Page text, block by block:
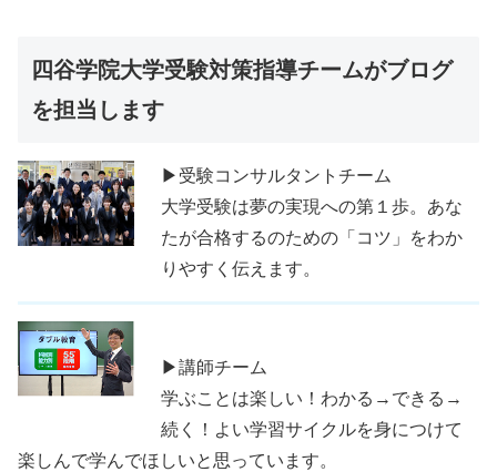
四谷学院大学受験対策指導チームがブログ
を担当します
▶受験コンサルタントチーム
大学受験は夢の実現への第１歩。あな
たが合格するのための「コツ」をわか
りやすく伝えます。
▶講師チーム
学ぶことは楽しい！わかる→できる→
続く！よい学習サイクルを身につけて
楽しんで学んでほしいと思っています。